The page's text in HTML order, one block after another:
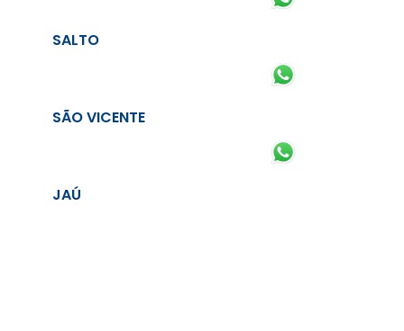
SALTO
SÃO VICENTE
JAÚ